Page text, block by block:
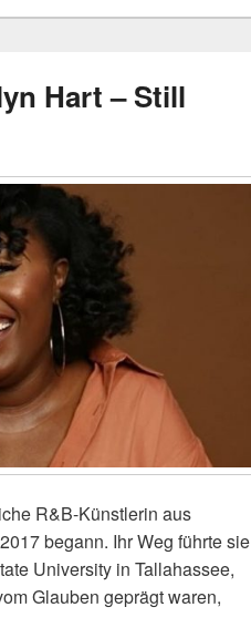
Hart – Still
R&B-Künstlerin aus
begann. Ihr Weg führte sie
University in Tallahassee,
Glauben geprägt waren,
Still